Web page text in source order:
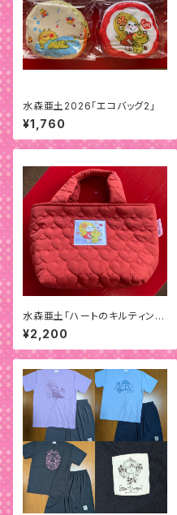
水森亜土2026「エコバッグ2」
¥1,760
水森亜土「ハートのキルティング
ランチバッグ」
¥2,200